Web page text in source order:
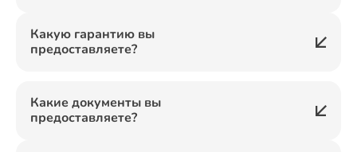
Какую гарантию вы
предоставляете?
Какие документы вы
предоставляете?